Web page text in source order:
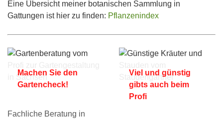
Eine Übersicht meiner botanischen Sammlung in
Gattungen ist hier zu finden: Pflanzenindex
Machen Sie den
Gartencheck!
Fachliche Beratung in
Viel und günstig
gibts auch beim
Profi